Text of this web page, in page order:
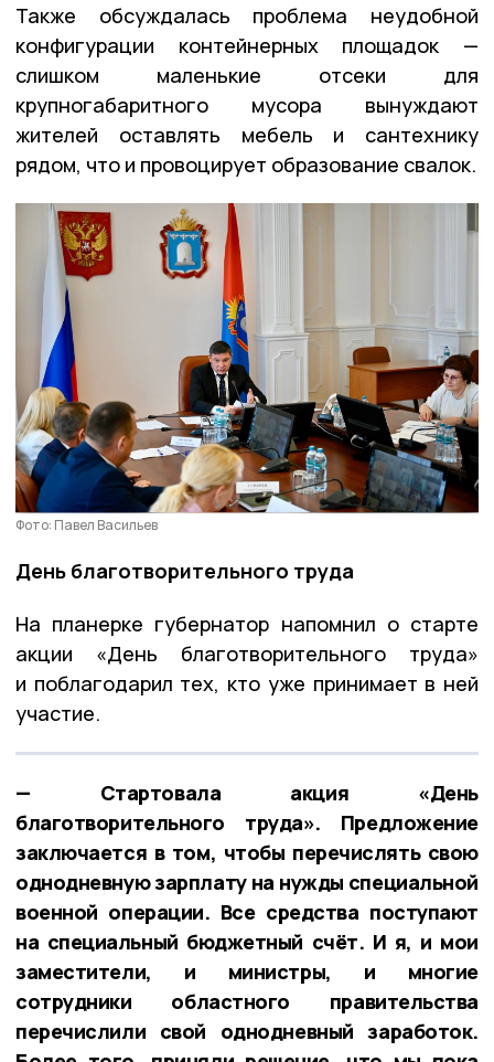
Также обсуждалась проблема неудобной
конфигурации контейнерных площадок —
слишком маленькие отсеки для
крупногабаритного мусора вынуждают
жителей оставлять мебель и сантехнику
рядом, что и провоцирует образование свалок.
Фото: Павел Васильев
День благотворительного труда
На планерке губернатор напомнил о старте
акции «День благотворительного труда»
и поблагодарил тех, кто уже принимает в ней
участие.
— Стартовала акция «День
благотворительного труда». Предложение
заключается в том, чтобы перечислять свою
однодневную зарплату на нужды специальной
военной операции. Все средства поступают
на специальный бюджетный счёт. И я, и мои
заместители, и министры, и многие
сотрудники областного правительства
перечислили свой однодневный заработок.